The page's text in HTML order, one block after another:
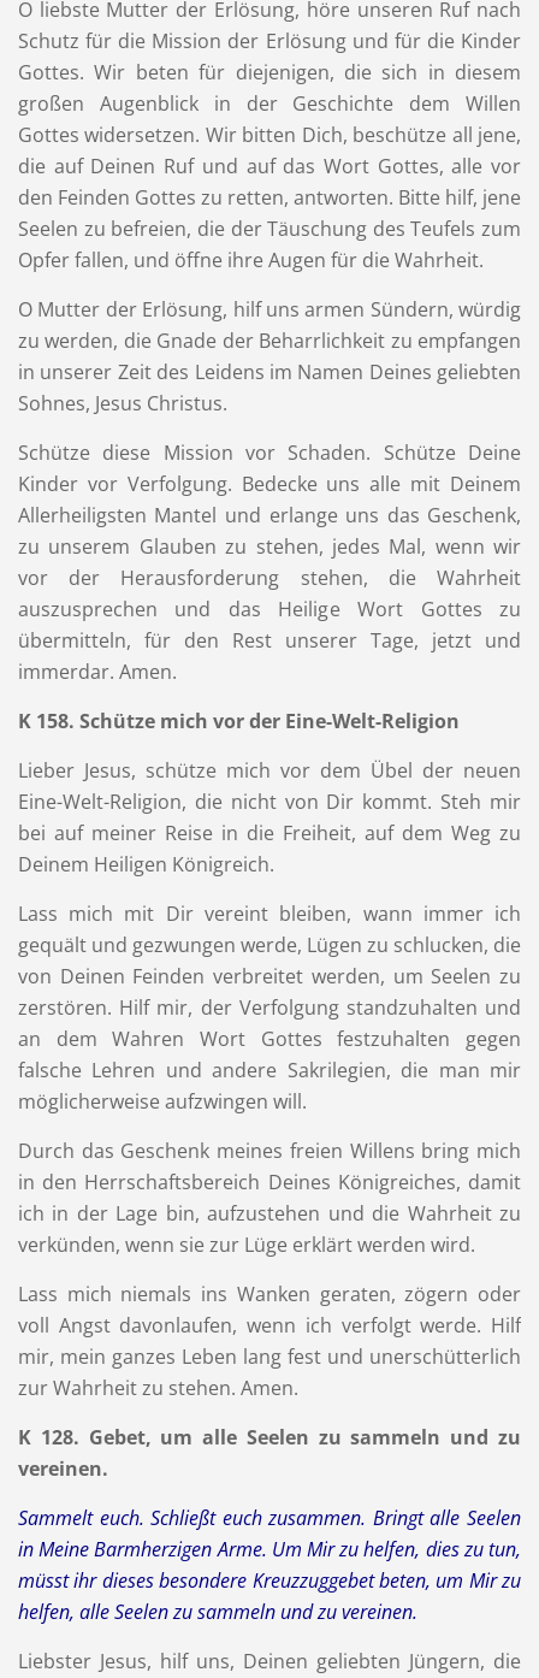
O liebste Mutter der Erlösung, höre unseren Ruf nach
Schutz für die Mission der Erlösung und für die Kinder
Gottes. Wir beten für diejenigen, die sich in diesem
großen Augenblick in der Geschichte dem Willen
Gottes widersetzen. Wir bitten Dich, beschütze all jene,
die auf Deinen Ruf und auf das Wort Gottes, alle vor
den Feinden Gottes zu retten, antworten. Bitte hilf, jene
Seelen zu befreien, die der Täuschung des Teufels zum
Opfer fallen, und öffne ihre Augen für die Wahrheit.
O Mutter der Erlösung, hilf uns armen Sündern, würdig
zu werden, die Gnade der Beharrlichkeit zu empfangen
in unserer Zeit des Leidens im Namen Deines geliebten
Sohnes, Jesus Christus.
Schütze diese Mission vor Schaden. Schütze Deine
Kinder vor Verfolgung. Bedecke uns alle mit Deinem
Allerheiligsten Mantel und erlange uns das Geschenk,
zu unserem Glauben zu stehen, jedes Mal, wenn wir
vor der Herausforderung stehen, die Wahrheit
auszusprechen und das Heilige Wort Gottes zu
übermitteln, für den Rest unserer Tage, jetzt und
immerdar. Amen.
K 158. Schütze mich vor der Eine-Welt-Religion
Lieber Jesus, schütze mich vor dem Übel der neuen
Eine-Welt-Religion, die nicht von Dir kommt. Steh mir
bei auf meiner Reise in die Freiheit, auf dem Weg zu
Deinem Heiligen Königreich.
Lass mich mit Dir vereint bleiben, wann immer ich
gequält und gezwungen werde, Lügen zu schlucken, die
von Deinen Feinden verbreitet werden, um Seelen zu
zerstören. Hilf mir, der Verfolgung standzuhalten und
an dem Wahren Wort Gottes festzuhalten gegen
falsche Lehren und andere Sakrilegien, die man mir
möglicherweise aufzwingen will.
Durch das Geschenk meines freien Willens bring mich
in den Herrschaftsbereich Deines Königreiches, damit
ich in der Lage bin, aufzustehen und die Wahrheit zu
verkünden, wenn sie zur Lüge erklärt werden wird.
Lass mich niemals ins Wanken geraten, zögern oder
voll Angst davonlaufen, wenn ich verfolgt werde. Hilf
mir, mein ganzes Leben lang fest und unerschütterlich
zur Wahrheit zu stehen. Amen.
K 128. Gebet, um alle Seelen zu sammeln und zu
vereinen.
Sammelt euch. Schließt euch zusammen. Bringt alle Seelen
in Meine Barmherzigen Arme. Um Mir zu helfen, dies zu tun,
müsst ihr dieses besondere Kreuzzuggebet beten, um Mir zu
helfen, alle Seelen zu sammeln und zu vereinen.
Liebster Jesus, hilf uns, Deinen geliebten Jüngern, die